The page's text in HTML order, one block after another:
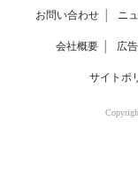
お問い合わせ ニ
会社概要 広
サイトポ